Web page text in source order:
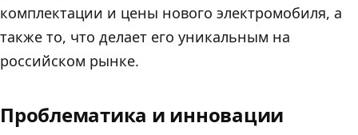
комплектации и цены нового электромобиля, а
также то, что делает его уникальным на
российском рынке.
Проблематика и инновации